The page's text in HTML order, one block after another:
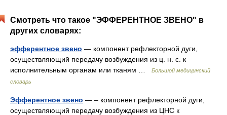
Смотреть что такое "ЭФФЕРЕНТНОЕ ЗВЕНО" в
других словарях:
эфферентное звено — компонент рефлекторной дуги,
осуществляющий передачу возбуждения из ц. н. с. к
исполнительным органам или тканям …
Большой медицинский
словарь
Эфферентное звено — – компонент рефлекторной дуги,
осуществляющий передачу возбуждения из ЦНС к